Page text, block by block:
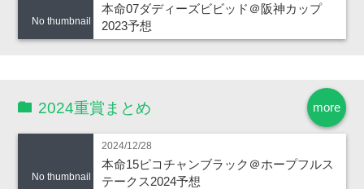
No thumbnail
本命07ダディーズビビッド＠阪神カップ
2023予想
more
2024重賞まとめ
No thumbnail
2024/12/28
本命15ピコチャンブラック＠ホープフルス
テークス2024予想